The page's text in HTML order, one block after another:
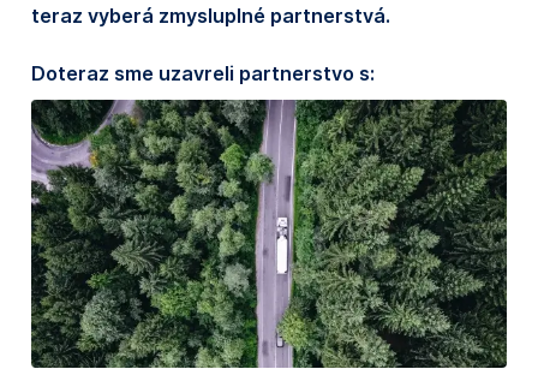
teraz vyberá zmysluplné partnerstvá.
Doteraz sme uzavreli partnerstvo s: